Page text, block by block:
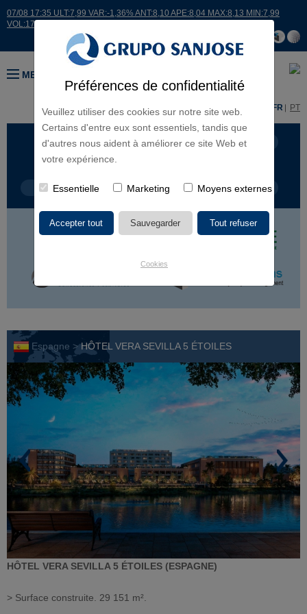
Préférences de confidentialité
Veuillez utiliser des cookies sur notre site web.
Certains d'entre eux sont essentiels, tandis que
d'autres nous aident à améliorer ce site Web et
votre expérience.
Essentielle Marketing Moyens externes
Cookies
07/08 17:35 ULT:7,99 VAR:-1,36% ANT:8,10 APE:8,04 MAX:8,13 MIN:7,99
VOL:17664
MENU
ES FR PT
LIGNES D'ACTIVITÉ CONTINENTS
TYPE DE PROJET NOM DU PROJET
Espagne >HÔTEL VERA SEVILLA 5 ÉTOILES
HÔTEL VERA SEVILLA 5 ÉTOILES (ESPAGNE)
> Surface construite. 29 151 m².